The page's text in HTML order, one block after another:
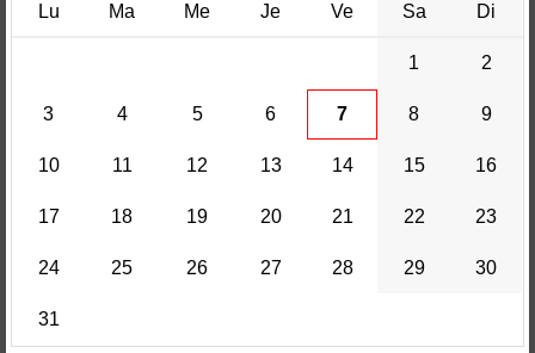
Lu Ma Me Je Ve Sa Di
1 2
3 4 5 6 7 8 9
10 11 12 13 14 15 16
17 18 19 20 21 22 23
24 25 26 27 28 29 30
31